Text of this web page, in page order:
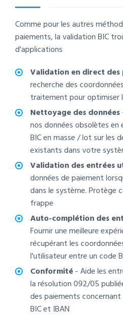
Comme pour les autres
paiements, la validation BIC
d'applications
Validation en direct des
recherche des
traitement pour optimiser
Nettoyage des données
nos données obsolètes
BIC en masse / lot sur les
existants dans votre
Validation des entrées
données de paiement
dans le système. Protège
frappe
Auto-complétion des
Fournir une meilleure
récupérant les
l'utilisateur entre un code
Conformité- Aide les
la résolution 092/05
des paiements
BIC et IBAN